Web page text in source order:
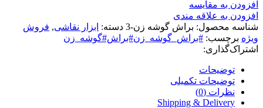
افزودن به مقایسه
افزودن به علاقه مندی
شناسه محصول: براش گوشه زن-3 دسته: ابزار نقاشی, فروش
ویژه برچسب: #براش_گوشه_زن#براش#گوشه_زن
اشتراک‌گذاری:
توضیحات
توضیحات تکمیلی
نظرات (0)
Shipping & Delivery